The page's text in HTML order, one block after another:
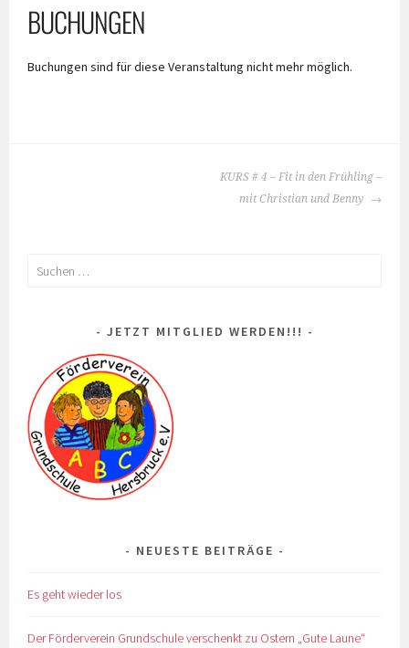
BUCHUNGEN
Buchungen sind für diese Veranstaltung nicht mehr möglich.
KURS # 4 – Fit in den Frühling –
mit Christian und Benny
Suchen
JETZT MITGLIED WERDEN!!!
NEUESTE BEITRÄGE
Es geht wieder los
Der Förderverein Grundschule verschenkt zu Ostern „Gute Laune“